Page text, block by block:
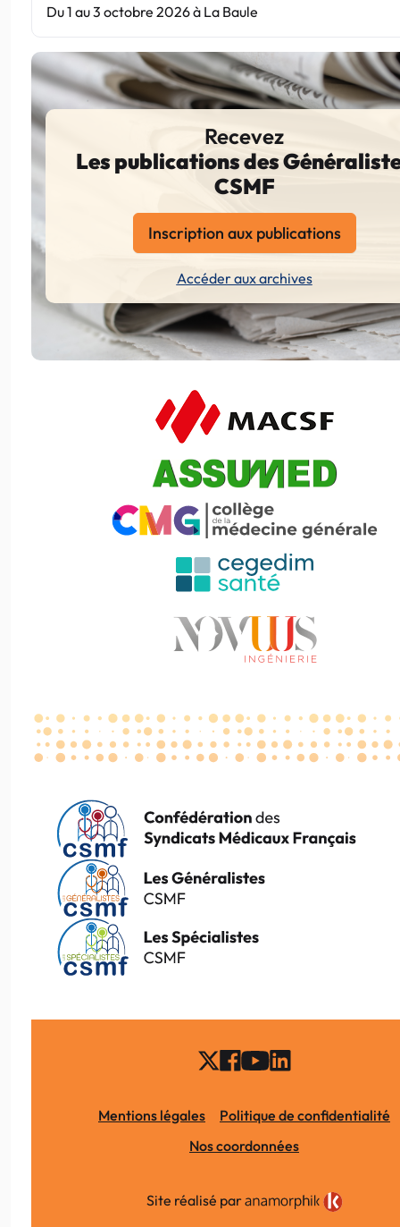
Du 1 au 3 octobre 2026 à La Baule
Recevez
Les publications des
CSMF
Inscription aux publications
Accéder aux archives
Mentions légales
Politique de confidentialité
Nos coordonnées
Site réalisé par